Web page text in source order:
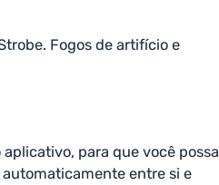
Fogos de artifício e
para que você possa
entre si e